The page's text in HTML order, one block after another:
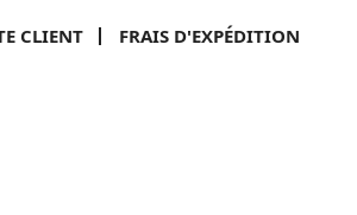
CLIENT FRAIS D'EXPÉDITION